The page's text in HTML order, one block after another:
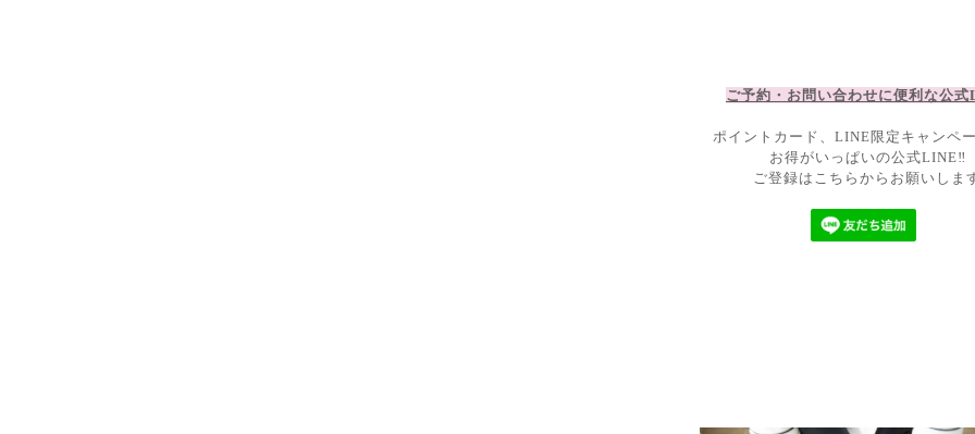
ご予約・お問い合わせに便利な公式
ポイントカード、LINE限定キャンペ
お得がいっぱいの公式LINE‼
ご登録はこちらからお願いしま